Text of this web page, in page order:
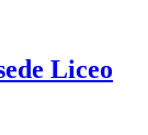
Liceo